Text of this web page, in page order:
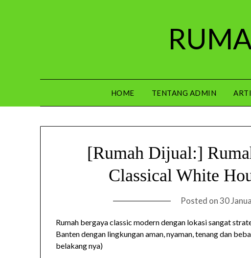
HOME TENTANG ADMIN
[Rumah Dijual:]
Classical White
Posted on30
Rumah bergaya classic modern dengan lokasi sangat
Banten dengan lingkungan aman, nyaman, tenang dan
belakang nya)